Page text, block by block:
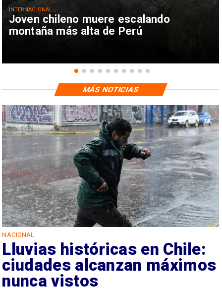
Joven chileno muere escalando
montaña más alta de Perú
INTERNACIONAL
NACIONAL
Lluvias históricas en Chile:
ciudades alcanzan máximos
nunca vistos
MÁS NOTICIAS